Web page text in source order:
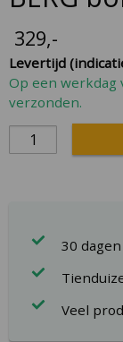
329,-
Levertijd
Op een werkdag
verzonden.
30 dagen
Veel
to
beginning
of
the
images
gallery